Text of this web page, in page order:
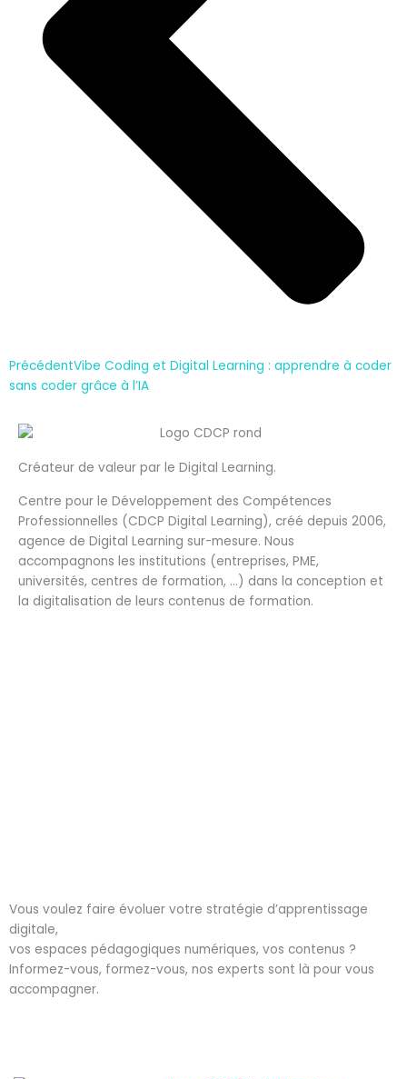
PrécédentVibe Coding et Digital Learning : apprendre à coder
sans coder grâce à l’IA
Créateur de valeur par le Digital Learning.
Centre pour le Développement des Compétences
Professionnelles (CDCP Digital Learning), créé depuis 2006,
agence de Digital Learning sur-mesure. Nous
accompagnons les institutions (entreprises, PME,
universités, centres de formation, …) dans la conception et
la digitalisation de leurs contenus de formation.
Vous voulez faire évoluer votre stratégie d’apprentissage
digitale,
vos espaces pédagogiques numériques, vos contenus ?
Informez-vous, formez-vous, nos experts sont là pour vous
accompagner.